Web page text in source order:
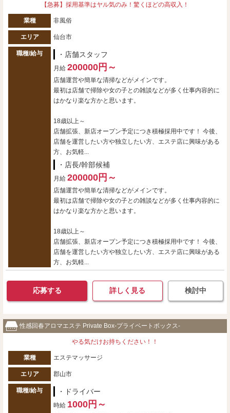
【急募】採用基準はヤル気のみ！驚くほどの高収入！
業種 非風俗
エリア 仙台市
職種/給与 ・店舗スタッフ
月給 200000円～
店舗運営や簡単な清掃などがメインです。
最初は店舗で掃除や女の子との雑談などが多く仕事内容的に
はかなり楽な方かと思います。
18歳以上～
店舗拡張、新店オープン予定につき積極採用中です！ 今後、
店舗を運営したい方や独立したい方、エステ店に興味がある
方、お気軽...
・店長/幹部候補
月給 200000円～
店舗運営や簡単な清掃などがメインです。
最初は店舗で掃除や女の子との雑談などが多く仕事内容的に
はかなり楽な方かと思います。
18歳以上～
店舗拡張、新店オープン予定につき積極採用中です！ 今後、
店舗を運営したい方や独立したい方、エステ店に興味がある
方、お気軽...
応募する 詳しく見る 検討中
性感回春アロマエステ Private Box-プライベートボックス-
やる気だけお持ちください！！
業種 エステマッサージ
エリア 郡山市
職種/給与 ・ドライバー
時給 1000円～